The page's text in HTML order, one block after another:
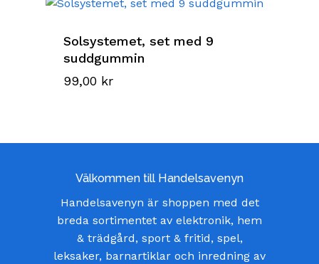
Solsystemet, set med 9
suddgummin
99,00 kr
Välkommen till Handelsavenyn
Handelsavenyn är shoppen med det
breda sortimentet av elektronik, hem
& trädgård, sport & fritid, spel,
leksaker, barnartiklar och inredning av